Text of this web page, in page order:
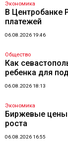
Экономика
В Центробанке
платежей
06.08.2026 19:46
Общество
Как
ребенка для
06.08.2026 18:13
Экономика
Биржевые цены
роста
06.08.2026 16:55